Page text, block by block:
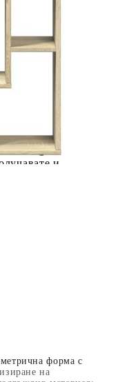
форма с
на
бутона "Добави в
да изберете броя
цел.
да изберете броя
NewPay плаща
и
към тях:
изпращане на
на стойност до
от стойността на
сума се
поръчката се
с оскъпяване. За